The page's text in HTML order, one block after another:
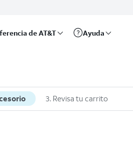
de AT&T Ayuda
3. Revisa tu carrito